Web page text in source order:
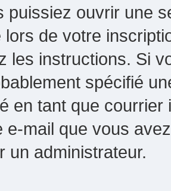
puissiez ouvrir une
lors de votre
les instructions. Si
spécifié
en tant que
e-mail que vous
un administrateur.